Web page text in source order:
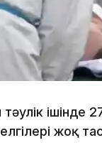
тәулік
жоқ